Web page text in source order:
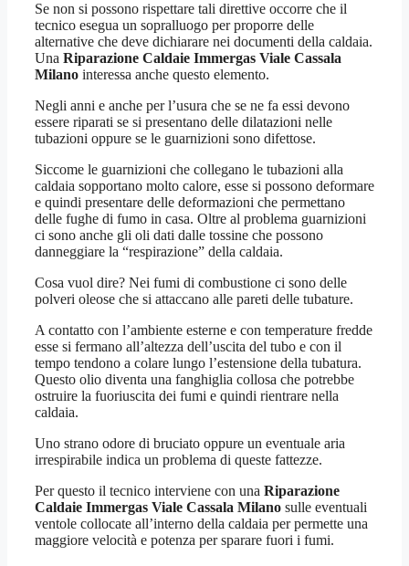
Se non si possono rispettare tali direttive occorre che il
tecnico esegua un sopralluogo per proporre delle
alternative che deve dichiarare nei documenti della caldaia.
Una Riparazione Caldaie Immergas Viale Cassala
Milano interessa anche questo elemento.
Negli anni e anche per l’usura che se ne fa essi devono
essere riparati se si presentano delle dilatazioni nelle
tubazioni oppure se le guarnizioni sono difettose.
Siccome le guarnizioni che collegano le tubazioni alla
caldaia sopportano molto calore, esse si possono deformare
e quindi presentare delle deformazioni che permettano
delle fughe di fumo in casa. Oltre al problema guarnizioni
ci sono anche gli oli dati dalle tossine che possono
danneggiare la “respirazione” della caldaia.
Cosa vuol dire? Nei fumi di combustione ci sono delle
polveri oleose che si attaccano alle pareti delle tubature.
A contatto con l’ambiente esterne e con temperature fredde
esse si fermano all’altezza dell’uscita del tubo e con il
tempo tendono a colare lungo l’estensione della tubatura.
Questo olio diventa una fanghiglia collosa che potrebbe
ostruire la fuoriuscita dei fumi e quindi rientrare nella
caldaia.
Uno strano odore di bruciato oppure un eventuale aria
irrespirabile indica un problema di queste fattezze.
Per questo il tecnico interviene con una Riparazione
Caldaie Immergas Viale Cassala Milano sulle eventuali
ventole collocate all’interno della caldaia per permette una
maggiore velocità e potenza per sparare fuori i fumi.